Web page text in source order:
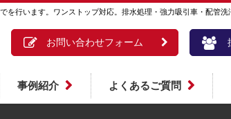
を行います。ワンストップ対応。排水処理・強力吸引車・配管洗
お問い合わせフォーム
事例紹介 よくあるご質問